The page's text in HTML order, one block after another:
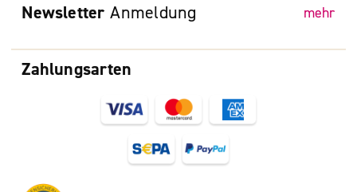
Zahlungsarten
Newsletter Anmeldung mehr